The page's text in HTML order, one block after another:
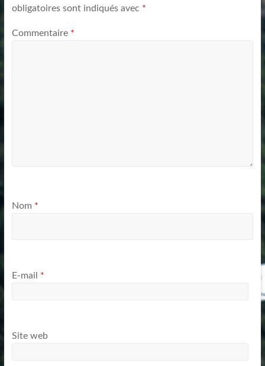
obligatoires sont indiqués avec *
Commentaire *
Nom *
E-mail *
Site web